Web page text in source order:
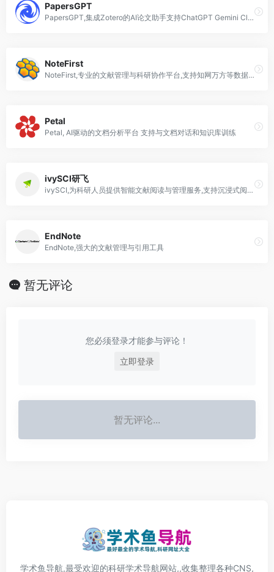
PapersGPT
PapersGPT,集成Zotero的AI论文助手支持ChatGPT Gemini Claude等多种LLM模型帮助用户高效阅读理解论文
NoteFirst
NoteFirst,专业的文献管理与科研协作平台,支持知网万方等数据库文献一键收藏,自动识别元数据,支持双语参考文献
Petal
Petal, AI驱动的文档分析平台 支持与文档对话和知识库训练
ivySCI研飞
ivySCI,为科研人员提供智能文献阅读与管理服务,支持沉浸式阅读AI摘要翻译及参考文献追踪
EndNote
EndNote,强大的文献管理与引用工具
暂无评论
您必须登录才能参与评论！
立即登录
暂无评论...
学术鱼导航,最受欢迎的科研学术导航网站,,收集整理各种CNS,